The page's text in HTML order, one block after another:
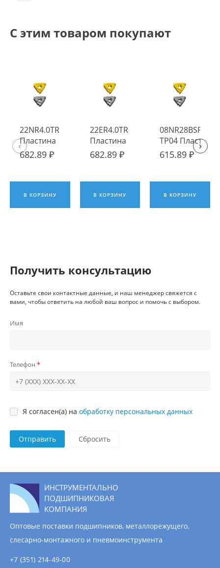
С этим товаром покупают
22NR4.0TR TP04
Пластина
твердосплавная
682.89 ₽
В КОРЗИНУ
22ER4.0TR TP04
Пластина
твердосплавная
682.89 ₽
В КОРЗИНУ
08NR28BSPT
TP04 Пластина
615.89 ₽
В КОРЗИНУ
‹ ›
Получить консультацию
Оставьте свои контактные данные, и наш менеджер свяжется с
вами, чтобы ответить на любой ваш вопрос и помочь с выбором.
Имя
Телефон
Я согласен(а) на обработку персональных данных
Отправить
ИНСТРУМЕНТАЛЬНО
ПОДШИПНИКОВАЯ
КОМПАНИЯ
Оптовые поставки подшипников, металлорежущего,
слесарно-монтажного и пневмоинструмента
+7 (351) 214-49-00